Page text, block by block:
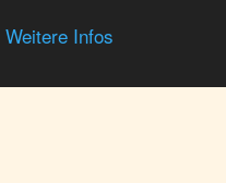
Weitere Infos